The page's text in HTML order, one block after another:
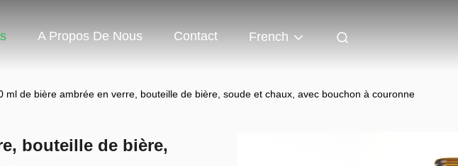
A Propos De Nous Contact French
ml de bière ambrée en verre, bouteille de bière, soude et chaux, avec bouchon à couronne
bouteille de bière,